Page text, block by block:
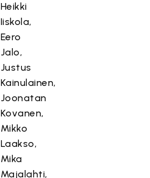
Heikki
Iiskola,
Eero
Jalo,
Justus
Kainulainen,
Joonatan
Kovanen,
Mikko
Laakso,
Mika
Majalahti,